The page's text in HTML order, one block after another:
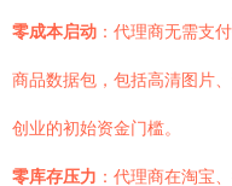
零成本启动 ：代理商无需支
商品数据包，包括高清图片
创业的初始资金门槛。
零库存压力 ：代理商在淘宝